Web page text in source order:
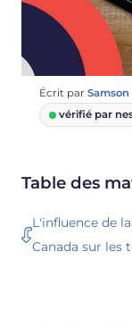
Écrit par Samson
vérifié par
Table des
L'influence de
Canada sur les